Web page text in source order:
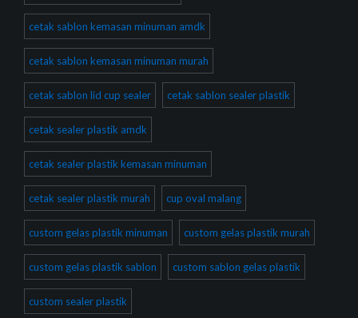
cetak sablon kemasan minuman amdk
cetak sablon kemasan minuman murah
cetak sablon lid cup sealer cetak sablon sealer plastik
cetak sealer plastik amdk
cetak sealer plastik kemasan minuman
cetak sealer plastik murah cup oval malang
custom gelas plastik minuman custom gelas plastik murah
custom gelas plastik sablon custom sablon gelas plastik
custom sealer plastik